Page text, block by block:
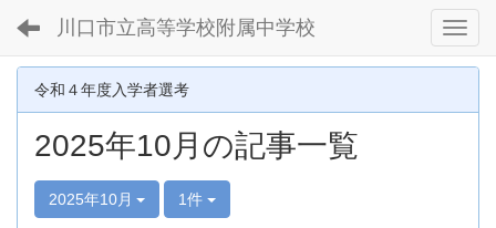
川口市立高等学校附属中学校
令和４年度入学者選考
2025年10月の記事一覧
2025年10月 1件